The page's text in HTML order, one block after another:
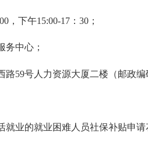
下午15:00-17：30；
中心；
号人力资源大厦二楼（邮政编
活就业的就业困难人员社保